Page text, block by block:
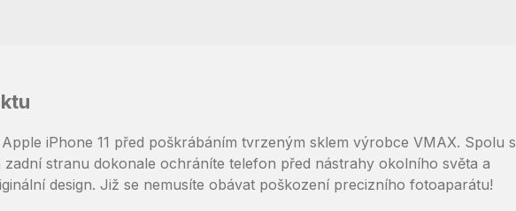
iPhone 11 před poškrábáním tvrzeným sklem výrobce VMAX. Spolu s
zadní stranu dokonale ochráníte telefon před nástrahy okolního světa a
design. Již se nemusíte obávat poškození precizního fotoaparátu!